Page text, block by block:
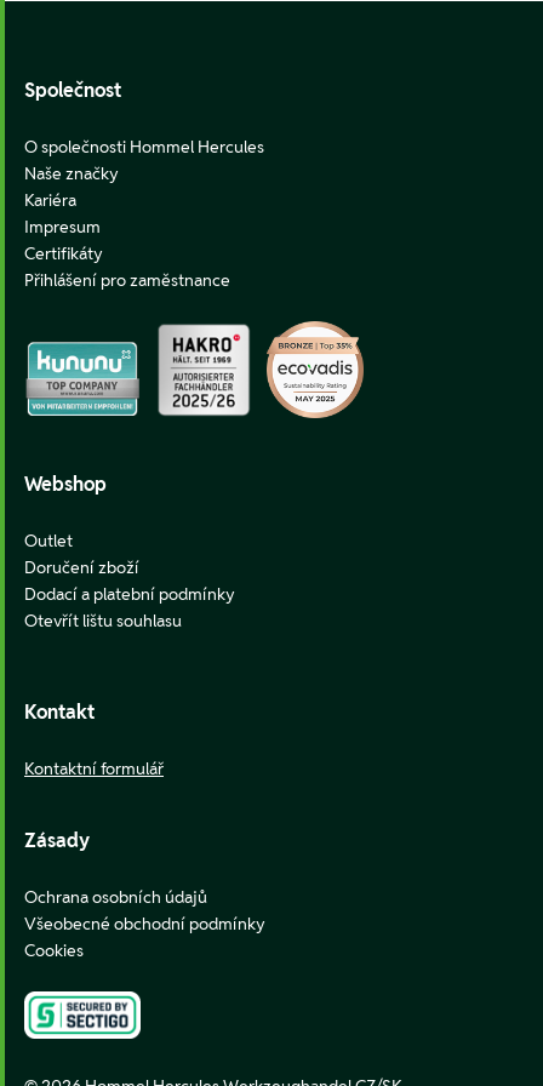
Společnost
O společnosti Hommel Hercules
Naše značky
Kariéra
Impresum
Certifikáty
Přihlášení pro zaměstnance
Webshop
Outlet
Doručení zboží
Dodací a platební podmínky
Otevřít lištu souhlasu
Kontakt
Kontaktní formulář
Zásady
Ochrana osobních údajů
Všeobecné obchodní podmínky
Cookies